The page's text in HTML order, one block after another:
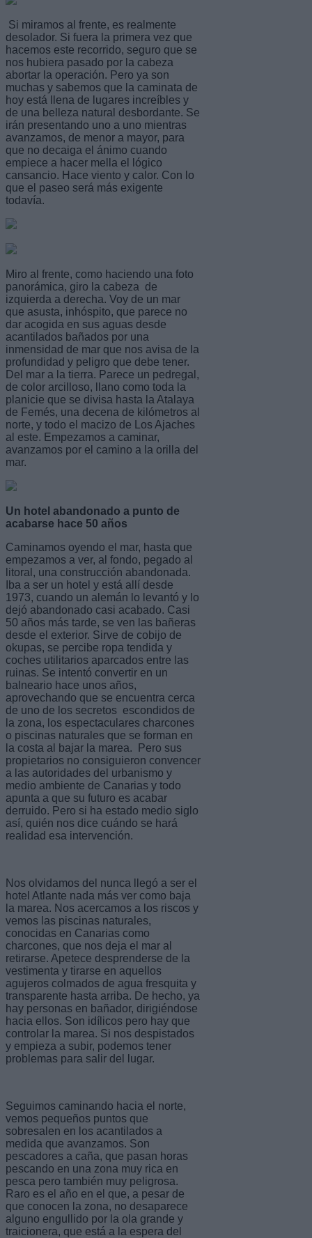
Si miramos al frente, es realmente
desolador. Si fuera la primera vez que
hacemos este recorrido, seguro que se
nos hubiera pasado por la cabeza
abortar la operación. Pero ya son
muchas y sabemos que la caminata de
hoy está llena de lugares increíbles y
de una belleza natural desbordante. Se
irán presentando uno a uno mientras
avanzamos, de menor a mayor, para
que no decaiga el ánimo cuando
empiece a hacer mella el lógico
cansancio. Hace viento y calor. Con lo
que el paseo será más exigente
todavía.
Miro al frente, como haciendo una foto
panorámica, giro la cabeza de
izquierda a derecha. Voy de un mar
que asusta, inhóspito, que parece no
dar acogida en sus aguas desde
acantilados bañados por una
inmensidad de mar que nos avisa de la
profundidad y peligro que debe tener.
Del mar a la tierra. Parece un pedregal,
de color arcilloso, llano como toda la
planicie que se divisa hasta la Atalaya
de Femés, una decena de kilómetros al
norte, y todo el macizo de Los Ajaches
al este. Empezamos a caminar,
avanzamos por el camino a la orilla del
mar.
Un hotel abandonado a punto de
acabarse hace 50 años
Caminamos oyendo el mar, hasta que
empezamos a ver, al fondo, pegado al
litoral, una construcción abandonada.
Iba a ser un hotel y está allí desde
1973, cuando un alemán lo levantó y lo
dejó abandonado casi acabado. Casi
50 años más tarde, se ven las bañeras
desde el exterior. Sirve de cobijo de
okupas, se percibe ropa tendida y
coches utilitarios aparcados entre las
ruinas. Se intentó convertir en un
balneario hace unos años,
aprovechando que se encuentra cerca
de uno de los secretos escondidos de
la zona, los espectaculares charcones
o piscinas naturales que se forman en
la costa al bajar la marea. Pero sus
propietarios no consiguieron convencer
a las autoridades del urbanismo y
medio ambiente de Canarias y todo
apunta a que su futuro es acabar
derruido. Pero si ha estado medio siglo
así, quién nos dice cuándo se hará
realidad esa intervención.
Nos olvidamos del nunca llegó a ser el
hotel Atlante nada más ver como baja
la marea. Nos acercamos a los riscos y
vemos las piscinas naturales,
conocidas en Canarias como
charcones, que nos deja el mar al
retirarse. Apetece desprenderse de la
vestimenta y tirarse en aquellos
agujeros colmados de agua fresquita y
transparente hasta arriba. De hecho, ya
hay personas en bañador, dirigiéndose
hacia ellos. Son idílicos pero hay que
controlar la marea. Si nos despistados
y empieza a subir, podemos tener
problemas para salir del lugar.
Seguimos caminando hacia el norte,
vemos pequeños puntos que
sobresalen en los acantilados a
medida que avanzamos. Son
pescadores a caña, que pasan horas
pescando en una zona muy rica en
pesca pero también muy peligrosa.
Raro es el año en el que, a pesar de
que conocen la zona, no desaparece
alguno engullido por la ola grande y
traicionera, que está a la espera del